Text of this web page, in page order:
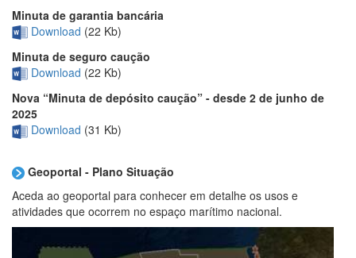
Minuta de garantia bancária
Download (22 Kb)
Minuta de seguro caução
Download (22 Kb)
Nova “Minuta de depósito caução” - desde 2 de junho de
2025
Download (31 Kb)
Geoportal - Plano Situação
Aceda ao geoportal para conhecer em detalhe os usos e
atividades que ocorrem no espaço marítimo nacional.